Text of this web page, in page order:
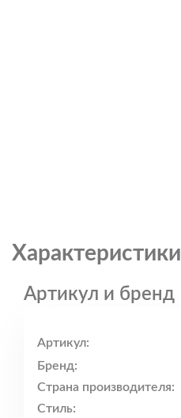
Характеристики
Артикул и бренд
Артикул:
Бренд:
Страна производителя:
Стиль: